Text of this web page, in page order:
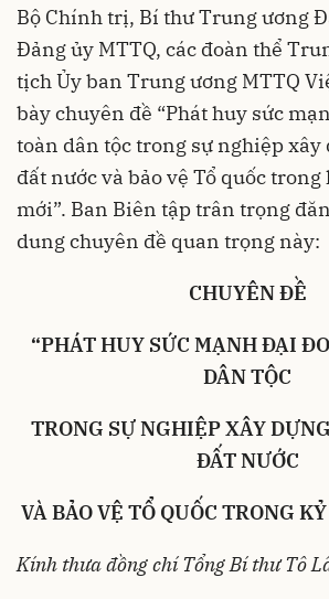
Bộ Chính trị, Bí thư Trung ương
Đảng ủy MTTQ, các đoàn thể
tịch Ủy ban Trung ương MTTQ
bày chuyên đề “Phát huy sức
toàn dân tộc trong sự nghiệp
đất nước và bảo vệ Tổ quốc
mới”. Ban Biên tập trân trọng
dung chuyên đề quan trọng này:
CHUYÊN ĐỀ
“PHÁT HUY SỨC MẠNH ĐẠI
DÂN TỘC
TRONG SỰ NGHIỆP XÂY
ĐẤT NƯỚC
VÀ BẢO VỆ TỔ QUỐC TRONG
Kính thưa đồng chí Tổng Bí thư Tô